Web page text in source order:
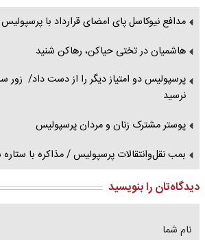
مدافع نیوکاسل پای امضای قرارداد با پرسپولیس
هاشمیان در تختی حیاکن، رهاکن شنید
پرسپولیس دو امتیاز دیگر را از دست داد/ زور
نرسید
پوستر مشترک زنان و مردان پرسپولیس
بمب نقل‌وانتقالات پرسپولیس / مذاکره با ستاره
دیدگاه‌تان را بنویسید
نام شما